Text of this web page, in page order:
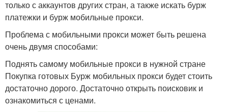
только с аккаунтов других стран, а также искать бурж
платежки и бурж мобильные прокси.
Проблема с мобильными прокси может быть решена
очень двумя способами:
Поднять самому мобильные прокси в нужной стране
Покупка готовых Бурж мобильных прокси будет стоить
достаточно дорого. Достаточно открыть поисковик и
ознакомиться с ценами.